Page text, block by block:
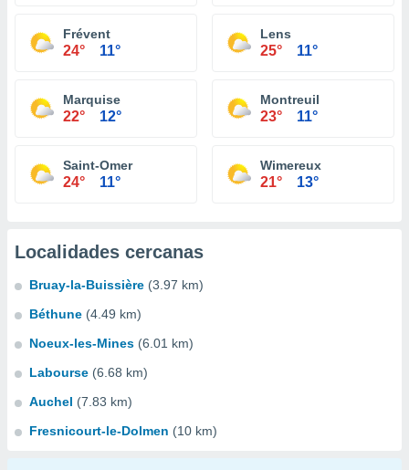
Frévent
24° 11°
Lens
25° 11°
Marquise
22° 12°
Montreuil
23° 11°
Saint-Omer
24° 11°
Wimereux
21° 13°
Localidades cercanas
Bruay-la-Buissière (3.97 km)
Béthune (4.49 km)
Noeux-les-Mines (6.01 km)
Labourse (6.68 km)
Auchel (7.83 km)
Fresnicourt-le-Dolmen (10 km)